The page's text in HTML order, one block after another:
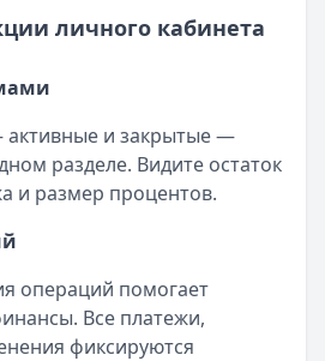
личного кабинета
и закрытые —
разделе. Видите остаток
и размер процентов.
операций помогает
Все платежи,
фиксируются